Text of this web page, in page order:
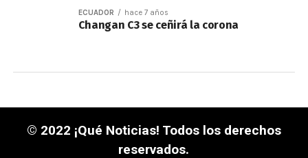
ECUADOR hace 7 años
Changan C3 se ceñirá la corona
© 2022 ¡Qué Noticias! Todos los derechos
reservados.